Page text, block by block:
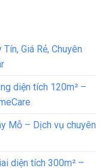
Giá Rẻ, Chuyên
diện tích 120m² –
Mỗ – Dịch vụ chuyên
diện tích 300m² –